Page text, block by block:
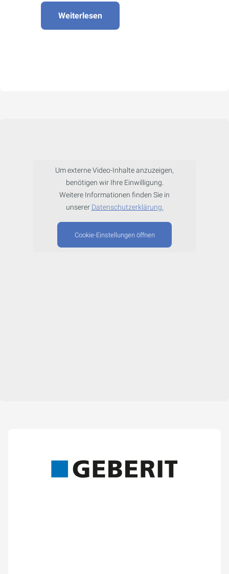
Weiterlesen
Um externe Video-Inhalte anzuzeigen,
benötigen wir Ihre Einwilligung.
Weitere Informationen finden Sie in
unserer Datenschutzerklärung.
Cookie-Einstellungen öffnen